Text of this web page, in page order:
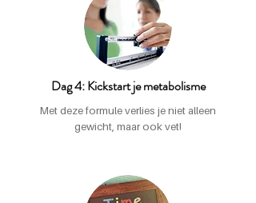
Dag 4: Kickstart je metabolisme
Met deze formule verlies je niet alleen
gewicht, maar ook vet!